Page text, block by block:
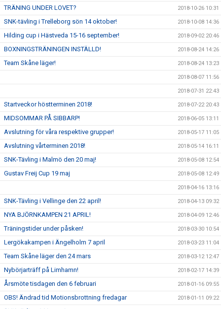
TRÄNING UNDER LOVET? 2018-10-26 10:31
SNK-tävling i Trelleborg sön 14 oktober! 2018-10-08 14:36
Hilding cup i Hästveda 15-16 september! 2018-09-02 20:46
BOXNINGSTRÄNINGEN INSTÄLLD! 2018-08-24 14:26
Team Skåne läger! 2018-08-24 13:23
2018-08-07 11:56
2018-07-31 22:43
Startveckor höstterminen 2018! 2018-07-22 20:43
MIDSOMMAR PÅ SIBBARP! 2018-06-05 13:11
Avslutning för våra respektive grupper! 2018-05-17 11:05
Avslutning vårterminen 2018! 2018-05-14 16:11
SNK-Tävling i Malmö den 20 maj! 2018-05-08 12:54
Gustav Freij Cup 19 maj 2018-05-08 12:49
2018-04-16 13:16
SNK-Tävling i Vellinge den 22 april! 2018-04-13 09:32
NYA BJÖRNKAMPEN 21 APRIL! 2018-04-09 12:46
Träningstider under påsken! 2018-03-30 10:54
Lergökakampen i Ängelholm 7 april 2018-03-23 11:04
Team Skåne läger den 24 mars 2018-03-12 12:47
Nybörjarträff på Limhamn! 2018-02-17 14:39
Årsmöte tisdagen den 6 februari 2018-01-16 09:55
OBS! Ändrad tid Motionsbrottning fredagar 2018-01-11 09:22